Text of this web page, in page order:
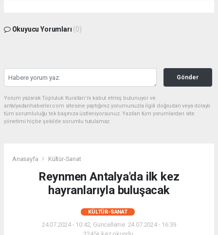
Okuyucu Yorumları (0)
Gönder
Yorum yazarak Topluluk Kuralları’nı kabul etmiş bulunuyor ve
antalyadanhaberler.com sitesine yaptığınız yorumunuzla ilgili doğrudan veya dolaylı
tüm sorumluluğu tek başınıza üstleniyorsunuz. Yazılan tüm yorumlardan site
yönetimi hiçbir şekilde sorumlu tutulamaz.
Anasayfa Kültür-Sanat
Reynmen Antalya'da ilk kez
hayranlarıyla buluşacak
KÜLTÜR-SANAT
24.07.2024 - 10:42, Güncelleme: 24.07.2024 - 16:39